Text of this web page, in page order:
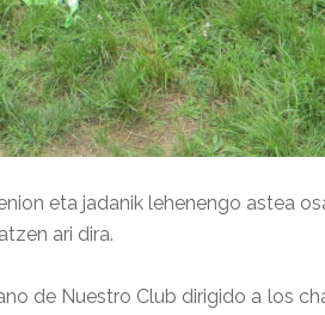
eta jadanik lehenengo astea
ari dira.
de Nuestro Club dirigido a los